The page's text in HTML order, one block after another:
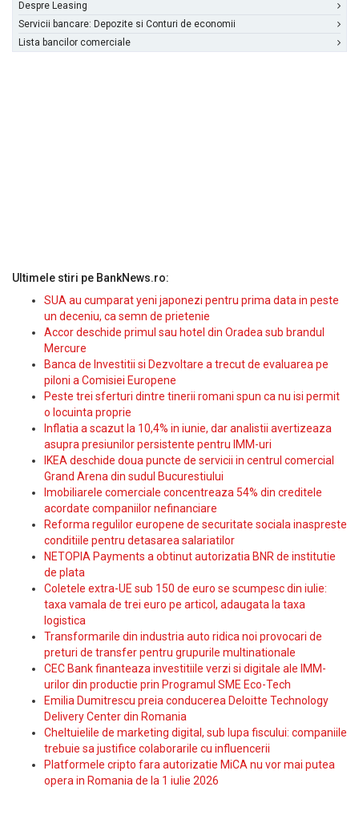
Despre Leasing
Servicii bancare: Depozite si Conturi de economii
Lista bancilor comerciale
Ultimele stiri pe BankNews.ro:
SUA au cumparat yeni japonezi pentru prima data in peste
un deceniu, ca semn de prietenie
Accor deschide primul sau hotel din Oradea sub brandul
Mercure
Banca de Investitii si Dezvoltare a trecut de evaluarea pe
piloni a Comisiei Europene
Peste trei sferturi dintre tinerii romani spun ca nu isi permit
o locuinta proprie
Inflatia a scazut la 10,4% in iunie, dar analistii avertizeaza
asupra presiunilor persistente pentru IMM-uri
IKEA deschide doua puncte de servicii in centrul comercial
Grand Arena din sudul Bucurestiului
Imobiliarele comerciale concentreaza 54% din creditele
acordate companiilor nefinanciare
Reforma regulilor europene de securitate sociala inaspreste
conditiile pentru detasarea salariatilor
NETOPIA Payments a obtinut autorizatia BNR de institutie
de plata
Coletele extra-UE sub 150 de euro se scumpesc din iulie:
taxa vamala de trei euro pe articol, adaugata la taxa
logistica
Transformarile din industria auto ridica noi provocari de
preturi de transfer pentru grupurile multinationale
CEC Bank finanteaza investitiile verzi si digitale ale IMM-
urilor din productie prin Programul SME Eco-Tech
Emilia Dumitrescu preia conducerea Deloitte Technology
Delivery Center din Romania
Cheltuielile de marketing digital, sub lupa fiscului: companiile
trebuie sa justifice colaborarile cu influencerii
Platformele cripto fara autorizatie MiCA nu vor mai putea
opera in Romania de la 1 iulie 2026